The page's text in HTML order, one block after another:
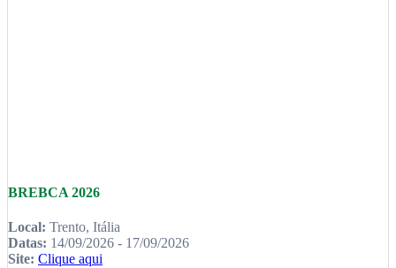
BREBCA 2026
Local: Trento, Itália
Datas: 14/09/2026 - 17/09/2026
Site: Clique aqui